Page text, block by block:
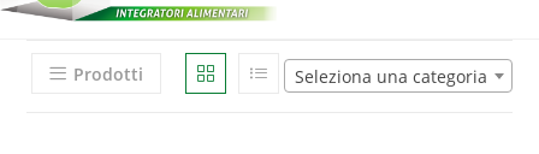
Seleziona una categoria
Prodotti